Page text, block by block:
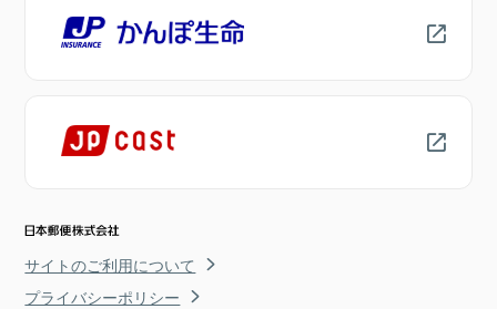
サイトのご利用について
プライバシーポリシー